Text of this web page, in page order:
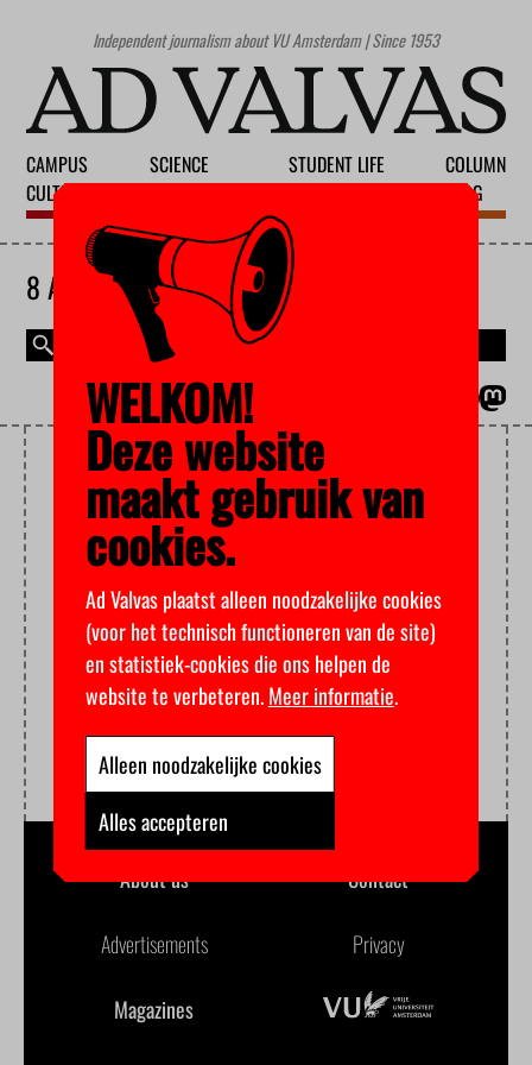
Independent journalism about VU Amsterdam | Since 1953
CAMPUS
CULTURE
SCIENCE
STUDENT LIFE
COLUMN
BLOG
8 AUGUST 2026
MAGAZINE
PRETEND STUDENT
About us Contact
Advertisements Privacy
Magazines
WELKOM!
Deze website
maakt gebruik van
cookies.
Ad Valvas plaatst alleen noodzakelijke cookies
(voor het technisch functioneren van de site)
en statistiek-cookies die ons helpen de
website te verbeteren.Meer informatie.
Alleen noodzakelijke cookies
Alles accepteren